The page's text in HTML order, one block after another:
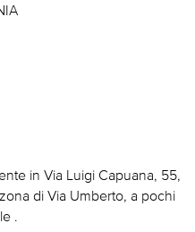
in Via Luigi Capuana, 55,
di Via Umberto, a pochi
.